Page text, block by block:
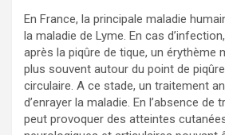
En France, la principale maladie
la maladie de Lyme. En cas
après la piqûre de tique, un érythème
plus souvent autour du point de
circulaire. A ce stade, un traitement
d’enrayer la maladie. En l’absence de
peut provoquer des atteintes